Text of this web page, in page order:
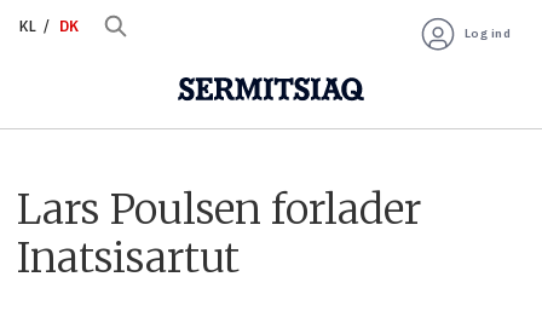
KL DK Log ind
Lars Poulsen forlader
Inatsisartut